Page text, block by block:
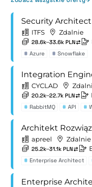
Security
ITFS Zdalnie
28.6k–33.6k PLN
# Azure # Snowflake
Integration
CYCLAD
20.2k–22.7k PLN
# RabbitMQ # API #
Architekt
apreel Zdalnie
25.2k–31.1k PLN
# Enterprise Architect
Enterprise